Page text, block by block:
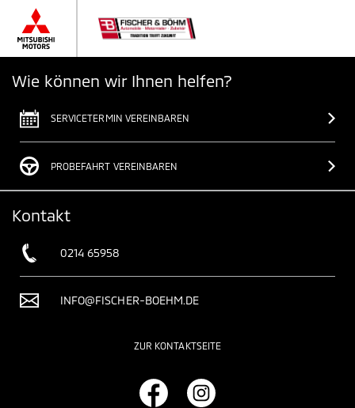
Wie können wir Ihnen helfen?
SERVICETERMIN VEREINBAREN
PROBEFAHRT VEREINBAREN
Kontakt
0214 65958
INFO@FISCHER-BOEHM.DE
ZUR KONTAKTSEITE